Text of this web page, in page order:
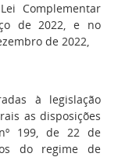
Complementar
de 2022, e no
de 2022,
à legislação
as disposições
199, de 22 de
do regime de